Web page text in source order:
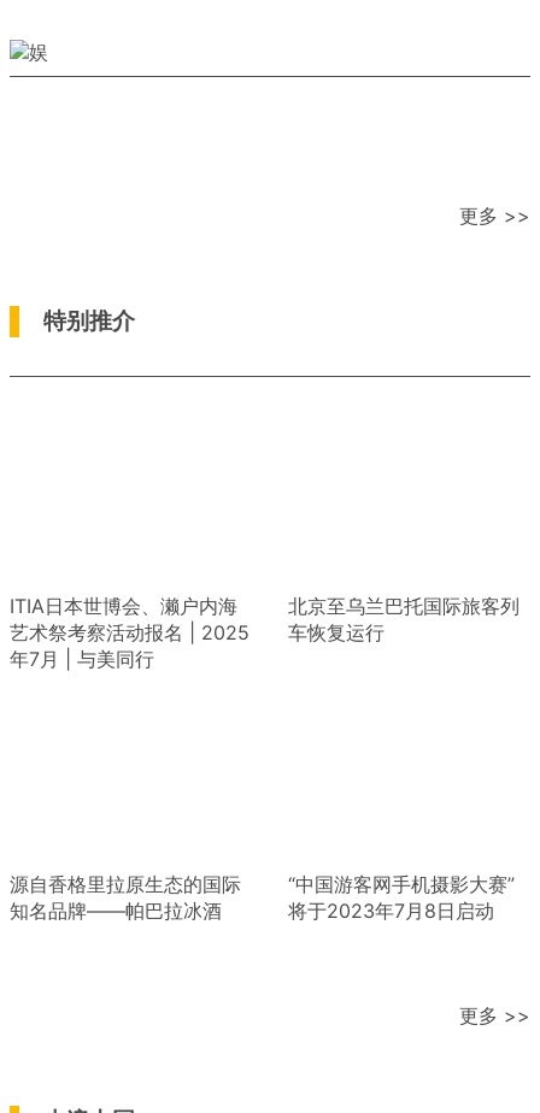
更多 >>
特别推介
ITIA日本世博会、濑户内海
艺术祭考察活动报名 | 2025
年7月 | 与美同行
北京至乌兰巴托国际旅客列
车恢复运行
源自香格里拉原生态的国际
知名品牌——帕巴拉冰酒
“中国游客网手机摄影大赛”
将于2023年7月8日启动
更多 >>